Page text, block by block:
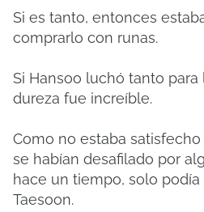
Si es tanto, entonces
comprarlo con runas.
Si Hansoo luchó tanto
dureza fue increíble.
Como no estaba
se habían desafilado por
hace un tiempo, solo
Taesoon.